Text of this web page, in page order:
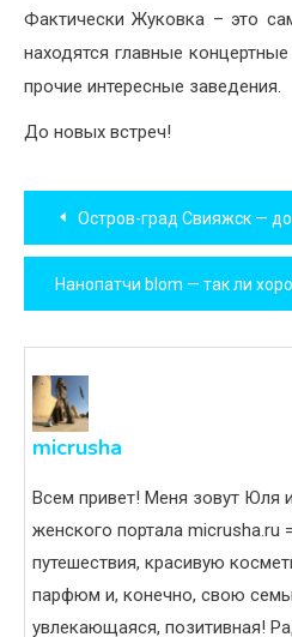
Фактически Жуковка – это
находятся главные
прочие интересные заведения.
До новых встреч!
Навигация
по
записям
Остров-град Свияжск —
micrusha
Всем привет! Меня зовут Юля
женского портала
путешествия, красивую
парфюм и, конечно, свою
увлекающаяся, позитивная!